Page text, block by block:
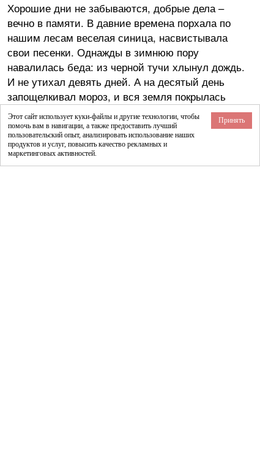
Хорошие дни не забываются, добрые дела –
вечно в памяти. В давние времена порхала по
нашим лесам веселая синица, насвистывала
свои песенки. Однажды в зимнюю пору
навалилась беда: из черной тучи хлынул дождь.
И не утихал девять дней. А на десятый день
запощелкивал мороз, и вся земля покрылась
толстой ...
читать
Яшка
автор:Чарушин Евгений Иванович
Этот сайт использует куки-файлы и другие технологии, чтобы
помочь вам в навигации, а также предоставить лучший
пользовательский опыт, анализировать использование наших
продуктов и услуг, повысить качество рекламных и
маркетинговых активностей.
Принять